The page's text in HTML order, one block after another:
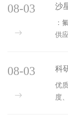
沙
残
：
供
08-03
科
心
优
度
08-03